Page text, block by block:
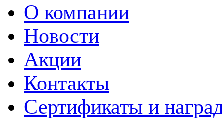
О компании
Новости
Акции
Контакты
Сертификаты и